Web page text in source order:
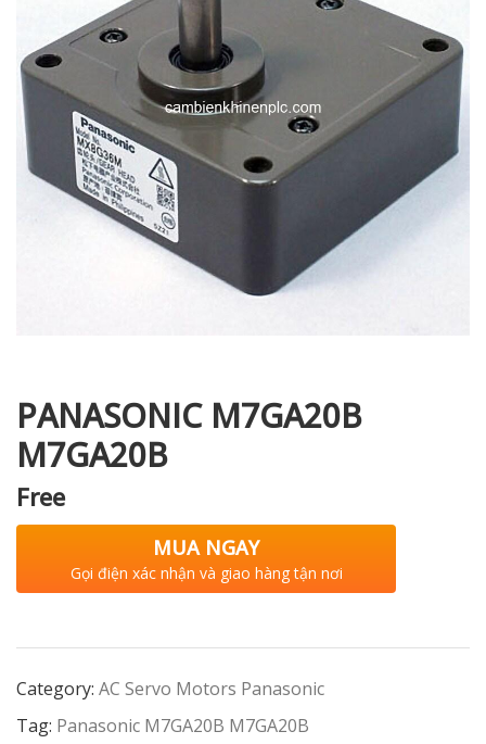
PANASONIC M7GA20B
M7GA20B
Free
MUA NGAY
Gọi điện xác nhận và giao hàng tận nơi
Category: AC Servo Motors Panasonic
Tag: Panasonic M7GA20B M7GA20B